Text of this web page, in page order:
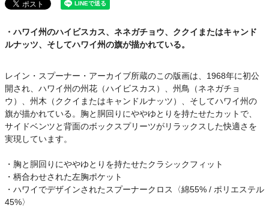
・ハワイ州のハイビスカス、ネネガチョウ、ククイまたはキャンド
ルナッツ、そしてハワイ州の旗が描かれている。
レイン・スプーナー・アーカイブ所蔵のこの版画は、1968年に初公
開され、ハワイ州の州花（ハイビスカス）、州鳥（ネネガチョ
ウ）、州木（ククイまたはキャンドルナッツ）、そしてハワイ州の
旗が描かれている。胸と胴回りにややゆとりを持たせたカットで、
サイドベンツと背面のボックスプリーツがリラックスした快適さを
実現しています。
・胸と胴回りにややゆとりを持たせたクラシックフィット
・柄合わせされた左胸ポケット
・ハワイでデザインされたスプーナークロス〈綿55% / ポリエステル
45%〉